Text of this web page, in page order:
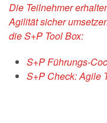
Die Teilnehmer
Agilität sicher
die S+P Tool Box:
S+P Führungs-
S+P Check: Agile